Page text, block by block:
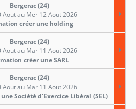
Bergerac (24)
Aout au Mer 12 Aout 2026
créer une holding
Bergerac (24)
Aout au Mar 11 Aout 2026
créer une SARL
Bergerac (24)
Aout au Mar 11 Aout 2026
Société d'Exercice Libéral (SEL)